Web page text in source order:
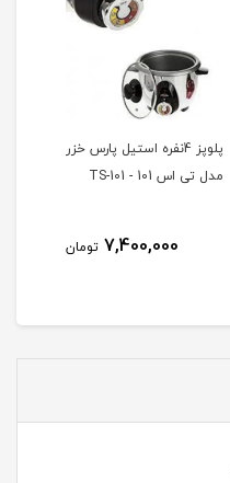
پلوپز 4نفره استیل پارس خزر
مدل تی اس 101 - TS-101
7,400,000 تومان